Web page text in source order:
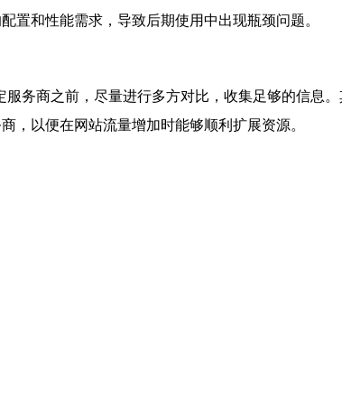
置和性能需求，导致后期使用中出现瓶颈问题。
务商之前，尽量进行多方对比，收集足够的信息
，以便在网站流量增加时能够顺利扩展资源。